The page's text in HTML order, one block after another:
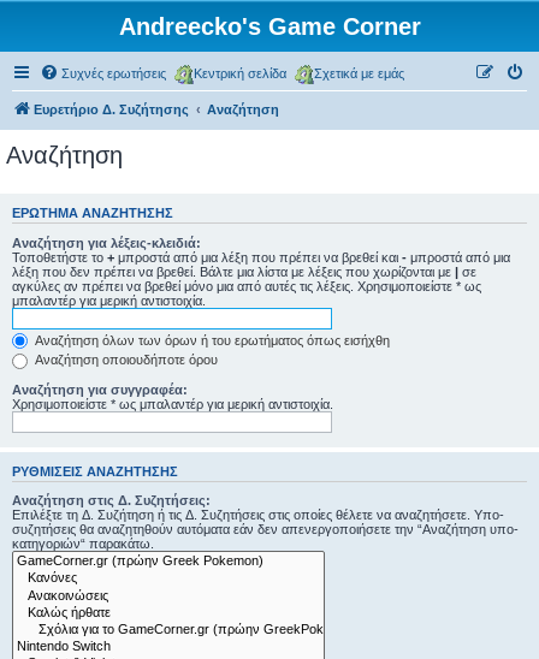
Andreecko's Game Corner
Συχνές ερωτήσεις Κεντρική σελίδα Σχετικά με εμάς
Ευρετήριο Δ. Συζήτησης Αναζήτηση
Αναζήτηση
ΕΡΏΤΗΜΑ ΑΝΑΖΉΤΗΣΗΣ
Αναζήτηση για λέξεις-κλειδιά:
Τοποθετήστε το + μπροστά από μια λέξη που πρέπει να βρεθεί και - μπροστά από μια
λέξη που δεν πρέπει να βρεθεί. Βάλτε μια λίστα με λέξεις που χωρίζονται με | σε
αγκύλες αν πρέπει να βρεθεί μόνο μια από αυτές τις λέξεις. Χρησιμοποιείστε * ως
μπαλαντέρ για μερική αντιστοιχία.
Αναζήτηση όλων των όρων ή του ερωτήματος όπως εισήχθη
Αναζήτηση οποιουδήποτε όρου
Αναζήτηση για συγγραφέα:
Χρησιμοποιείστε * ως μπαλαντέρ για μερική αντιστοιχία.
ΡΥΘΜΊΣΕΙΣ ΑΝΑΖΉΤΗΣΗΣ
Αναζήτηση στις Δ. Συζητήσεις:
Επιλέξτε τη Δ. Συζήτηση ή τις Δ. Συζητήσεις στις οποίες θέλετε να αναζητήσετε. Υπο-
συζητήσεις θα αναζητηθούν αυτόματα εάν δεν απενεργοποιήσετε την “Αναζήτηση υπο-
κατηγοριών“ παρακάτω.